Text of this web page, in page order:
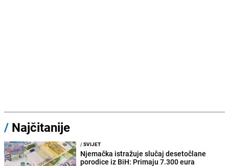
/ Najčitanije
/SVIJET
Njemačka istražuje slučaj desetočlane
porodice iz BiH: Primaju 7.300 eura